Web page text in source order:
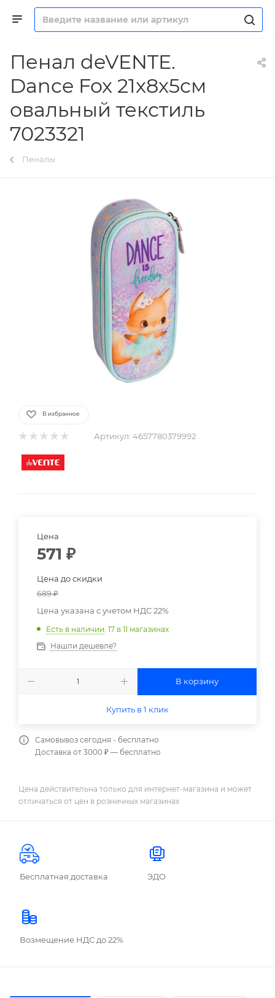
Пенал deVENTE.
Dance Fox 21x8x5см
овальный текстиль
7023321
Пеналы
В избранное
Артикул: 4657780379992
Цена
571 ₽
Цена до скидки
689₽
Цена указана с учетом НДС 22%
Есть в наличии: 17 в 11 магазинах
Нашли дешевле?
В корзину
Купить в 1 клик
Самовывоз сегодня - бесплатно
Доставка от 3000 ₽ — бесплатно
Цена действительна только для интернет-магазина и может
отличаться от цен в розничных магазинах
Бесплатная доставка ЭДО
Возмещение НДС до 22%